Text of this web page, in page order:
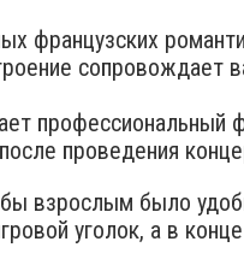
французских
сопровождает
проведения
взрослым было
уголок, а в